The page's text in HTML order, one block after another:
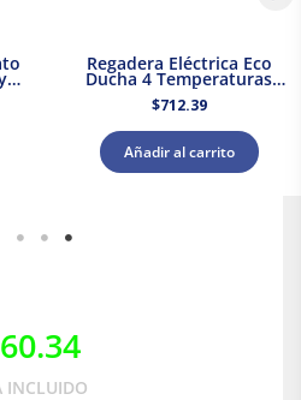
Regadera Eléctrica Eco
Ducha 4 Temperaturas
5000 W Rotoplas 310996
$712.39
Añadir al carrito
60.34
INCLUIDO